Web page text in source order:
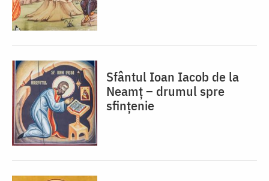
Sfântul Ioan Iacob de la
Neamț – drumul spre
sfințenie